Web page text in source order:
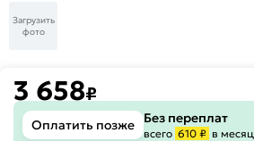
Загрузить
фото
3 658₽
Оплатить позже Без переплат
всего 610 ₽ в месяц